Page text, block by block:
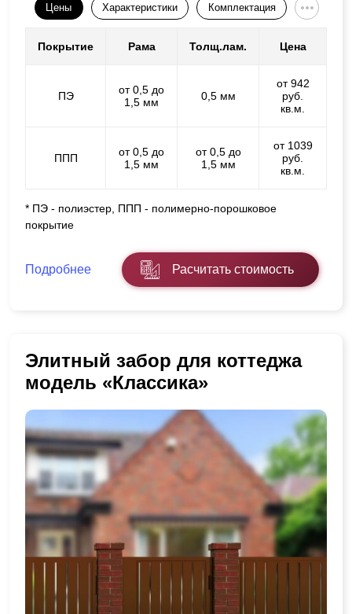
Цены Характеристики Комплектация
Покрытие Рама Толщ.лам. Цена
ПЭ
от 0,5 до
1,5 мм
0,5 мм
от 942
руб.
кв.м.
ППП
от 0,5 до
1,5 мм
от 0,5 до
1,5 мм
от 1039
руб.
кв.м.
* ПЭ - полиэстер, ППП - полимерно-порошковое
покрытие
Подробнее Расчитать стоимость
Элитный забор для коттеджа
модель «Классика»